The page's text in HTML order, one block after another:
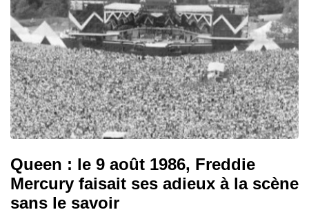
Queen : le 9 août 1986, Freddie
Mercury faisait ses adieux à la scène
sans le savoir